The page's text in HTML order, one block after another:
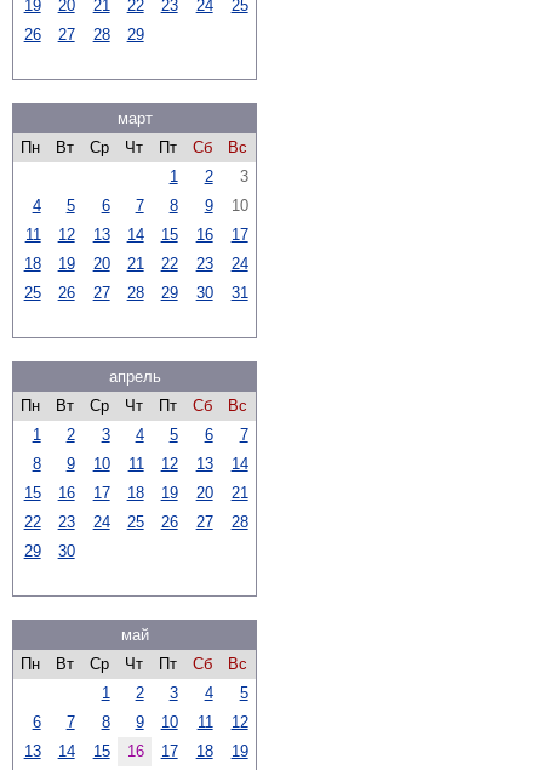
19 20 21 22 23 24
25
26
27 28 29
март
Пн
Вт Ср Чт Пт Сб
Вс
1
2
3
4
5 6 7 8 9
10
11
12 13 14 15 16
17
18
19 20 21 22 23
24
25
26 27 28 29 30 31
апрель
Пн
Вт Ср Чт Пт Сб
Вс
1
2 3 4 5 6
7
8
9 10 11 12 13
14
15
16 17 18 19 20
21
22
23 24 25 26 27
28
29
30
май
Пн
Вт Ср Чт Пт Сб
Вс
1
2 3 4
5
6
7 8 9 10 11
12
13
14 15 16 17 18
19